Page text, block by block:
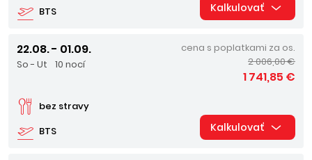
BTS Kalkulovať
22.08. - 01.09.
So - Ut 10 nocí
BTS
bez stravy
cena s poplatkami za os.
2 006,00 €
1 741,85 €
Kalkulovať